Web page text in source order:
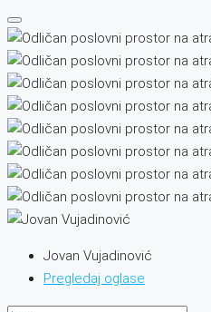
Jovan Vujadinović
Pregledaj oglase